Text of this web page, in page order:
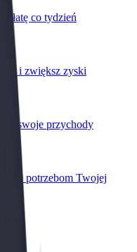
co tydzień
i zwiększ zyski
swoje przychody
potrzebom Twojej